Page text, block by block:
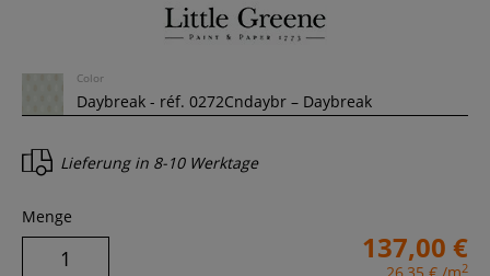
Color
Lieferung in 8-10 Werktage
Menge
137,00 €
2